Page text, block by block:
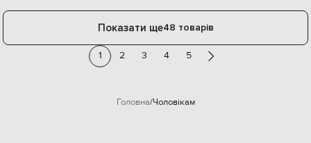
Показати ще48 товарів
1 2 3 4 5
Головна Чоловікам